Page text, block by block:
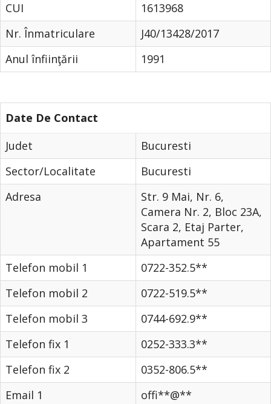
CUI
1613968
Nr. Înmatriculare
J40/13428/2017
Anul înfiinţării
1991
Date De Contact
Judet
Bucuresti
Sector/Localitate
Bucuresti
Adresa
Str. 9 Mai, Nr. 6,
Camera Nr. 2, Bloc 23A,
Scara 2, Etaj Parter,
Apartament 55
Telefon mobil 1
0722-352.5**
Telefon mobil 2
0722-519.5**
Telefon mobil 3
0744-692.9**
Telefon fix 1
0252-333.3**
Telefon fix 2
0352-806.5**
Email 1
offi**@**